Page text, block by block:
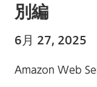
別編
6月 27, 2025
Amazon Web